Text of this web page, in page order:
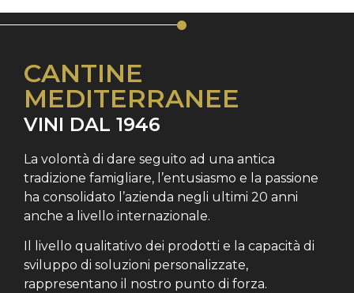
CANTINE
MEDITERRANEE
VINI DAL 1946
La volontà di dare seguito ad una antica
tradizione famigliare, l’entusiasmo e la passione
ha consolidato l’azienda negli ultimi 20 anni
anche a livello internazionale.
Il livello qualitativo dei prodotti e la capacità di
sviluppo di soluzioni personalizzate,
rappresentano il nostro punto di forza.